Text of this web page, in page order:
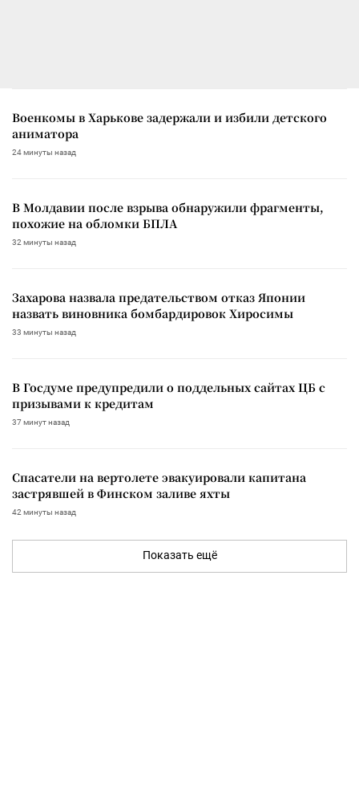
Военкомы в Харькове задержали и избили детского
аниматора
24 минуты назад
В Молдавии после взрыва обнаружили фрагменты,
похожие на обломки БПЛА
32 минуты назад
Захарова назвала предательством отказ Японии
назвать виновника бомбардировок Хиросимы
33 минуты назад
В Госдуме предупредили о поддельных сайтах ЦБ с
призывами к кредитам
37 минут назад
Спасатели на вертолете эвакуировали капитана
застрявшей в Финском заливе яхты
42 минуты назад
Показать ещё